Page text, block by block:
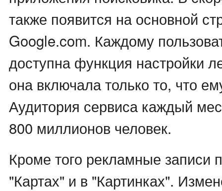
также появится на основной
Google.com. Каждому
доступна функция настройки
она включала только то, что
Аудитория сервиса каждый
800 миллионов человек.
Кроме того рекламные записи
"Картах" и в "Картинках".